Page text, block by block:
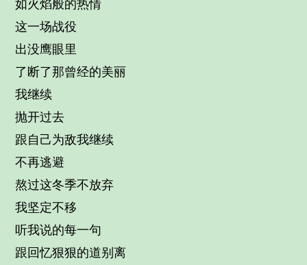
如火焰般的热情
这一场战役
出没鹰眼里
了断了那曾经的美丽
我继续
抛开过去
跟自己为敌我继续
不再逃避
熬过这冬季不放弃
我坚定不移
听我说的每一句
跟回忆狠狠的道别离